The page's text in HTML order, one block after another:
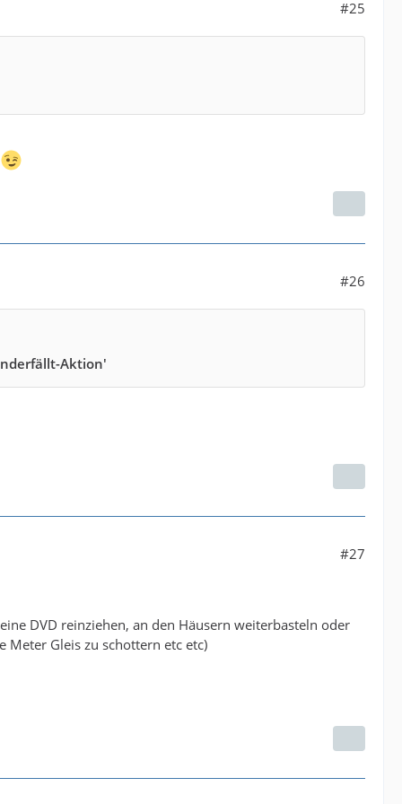
#25
#26
Aktion'
#27
DVD reinziehen, an den Häusern weiterbasteln oder
Meter Gleis zu schottern etc etc)